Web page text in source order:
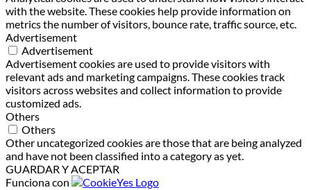
with the website. These cookies help provide information on
metrics the number of visitors, bounce rate, traffic source, etc.
Advertisement
Advertisement
Advertisement cookies are used to provide visitors with
relevant ads and marketing campaigns. These cookies track
visitors across websites and collect information to provide
customized ads.
Others
Others
Other uncategorized cookies are those that are being analyzed
and have not been classified into a category as yet.
GUARDAR Y ACEPTAR
Funciona con